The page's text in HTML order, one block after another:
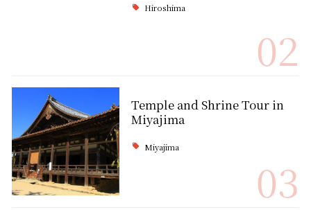
Hiroshima
02
Temple and Shrine Tour in
Miyajima
Miyajima
03